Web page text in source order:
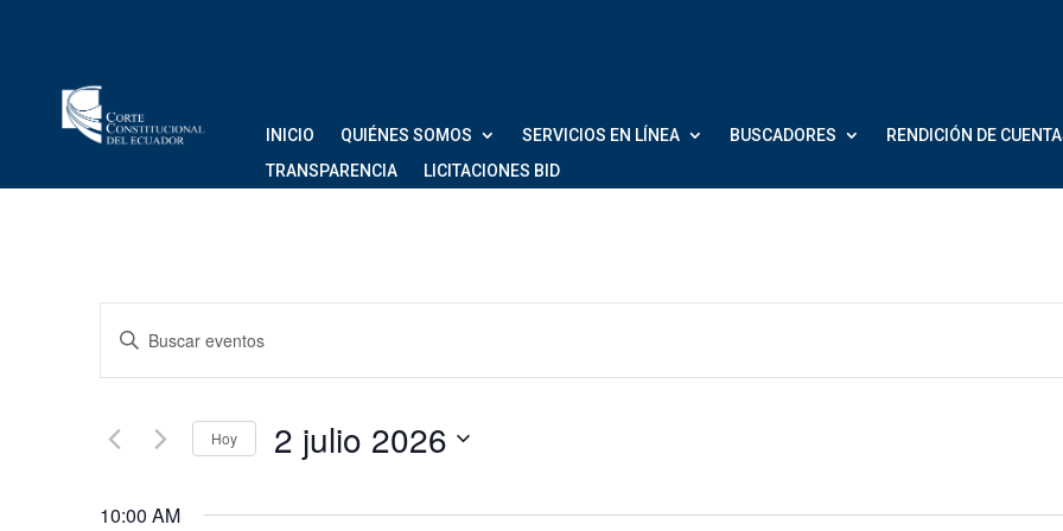
INICIO QUIÉNES SOMOS SERVICIOS EN LÍNEA BUSCADORES
RENDICIÓN DE
TRANSPARENCIA
LICITACIONES BID
Navegación
de
búsqueda
y
vistas
Introduce
Busca
Hoy 2 julio 2026
10:00 AM